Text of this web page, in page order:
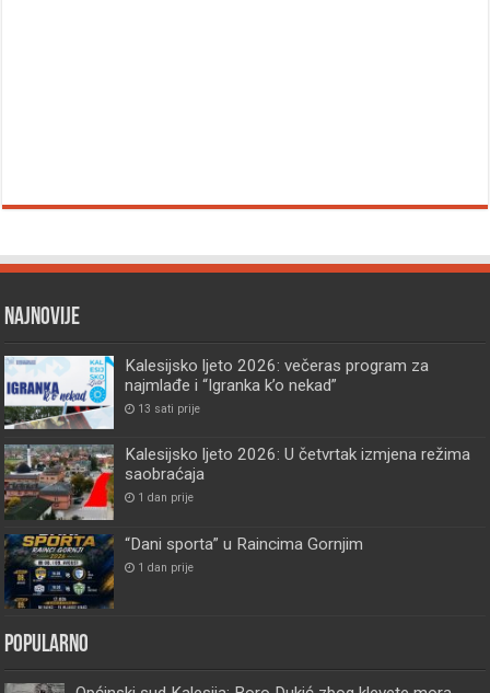
Najnovije
Kalesijsko ljeto 2026: večeras program za
najmlađe i “Igranka k’o nekad”
13 sati prije
Kalesijsko ljeto 2026: U četvrtak izmjena režima
saobraćaja
1 dan prije
“Dani sporta” u Raincima Gornjim
1 dan prije
Popularno